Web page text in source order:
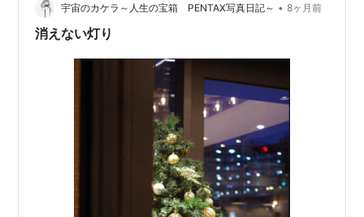
宇宙のカケラ～人生の宝箱 PENTAX写真日記～ • 8ヶ月前
消えない灯り